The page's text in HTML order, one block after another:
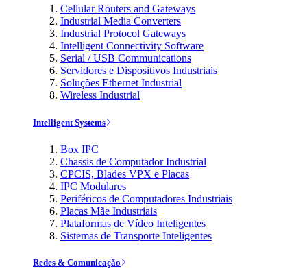
Cellular Routers and Gateways
Industrial Media Converters
Industrial Protocol Gateways
Intelligent Connectivity Software
Serial / USB Communications
Servidores e Dispositivos Industriais
Soluções Ethernet Industrial
Wireless Industrial
Intelligent Systems
Box IPC
Chassis de Computador Industrial
CPCIS, Blades VPX e Placas
IPC Modulares
Periféricos de Computadores Industriais
Placas Mãe Industriais
Plataformas de Vídeo Inteligentes
Sistemas de Transporte Inteligentes
Redes & Comunicação